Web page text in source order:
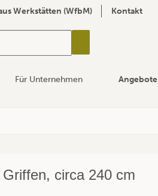
Werkstätten (WfbM) Kontakt
Für Unternehmen Angebote
circa 240 cm